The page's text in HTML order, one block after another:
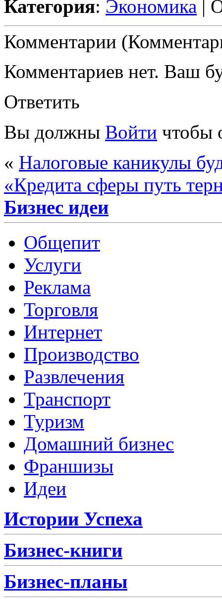
Категория: Экономика |
Комментарии
Комментариев нет. Ваш
Ответить
Вы должны Войти чтобы
« Налоговые каникулы
«Кредита сферы путь
Бизнес идеи
Общепит
Услуги
Реклама
Торговля
Интернет
Производство
Развлечения
Транспорт
Туризм
Домашний бизнес
Франшизы
Идеи
Истории Успеха
Бизнес-книги
Бизнес-планы